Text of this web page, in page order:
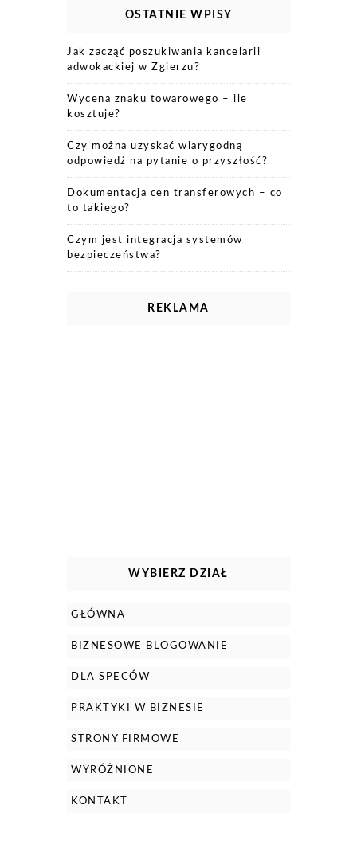
OSTATNIE WPISY
Jak zacząć poszukiwania kancelarii
adwokackiej w Zgierzu?
Wycena znaku towarowego – ile
kosztuje?
Czy można uzyskać wiarygodną
odpowiedź na pytanie o przyszłość?
Dokumentacja cen transferowych – co
to takiego?
Czym jest integracja systemów
bezpieczeństwa?
REKLAMA
WYBIERZ DZIAŁ
GŁÓWNA
BIZNESOWE BLOGOWANIE
DLA SPECÓW
PRAKTYKI W BIZNESIE
STRONY FIRMOWE
WYRÓŻNIONE
KONTAKT